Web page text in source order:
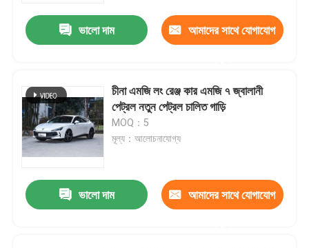
ভালো দাম আমাদের সাথে যোগাযোগ
চীনা এমজি লং রেঞ্জ কার এমজি ৭ জ্বালানী
পেট্রল নতুন পেট্রল চালিত গাড়ি
MOQ：5
মূল্য：আলোচনাযোগ্য
ভালো দাম আমাদের সাথে যোগাযোগ